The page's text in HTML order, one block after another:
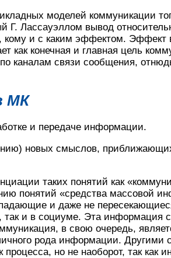
моделей коммуникации
Г. Лассауэллом вывод
кому и с каким эффектом. Эффект
как конечная и главная цель
каналам связи сообщения,
МК
и передаче информации.
новых смыслов,
таких понятий как
понятий «средства массовой
и даже не
так и в социуме. Эта информация
в свою очередь,
рода информации. Другими
но не наоборот, так как